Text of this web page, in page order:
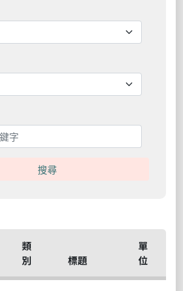
類
別
標題
單
位